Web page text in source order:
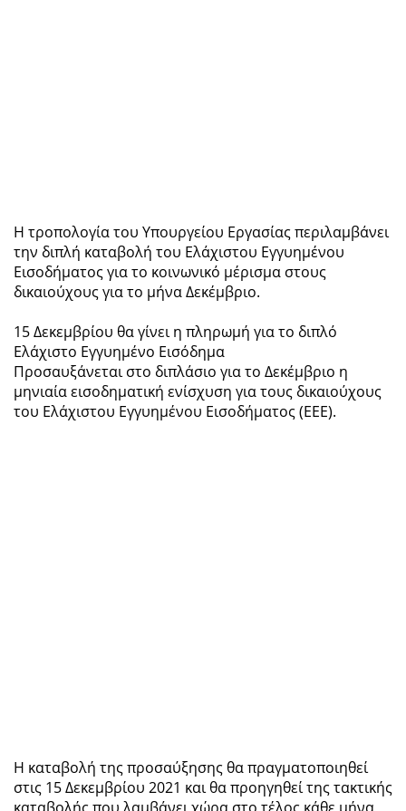
Η τροπολογία του Υπουργείου Εργασίας περιλαμβάνει
την διπλή καταβολή του Ελάχιστου Εγγυημένου
Εισοδήματος για το κοινωνικό μέρισμα στους
δικαιούχους για το μήνα Δεκέμβριο.
15 Δεκεμβρίου θα γίνει η πληρωμή για το διπλό
Ελάχιστο Εγγυημένο Εισόδημα
Προσαυξάνεται στο διπλάσιο για το Δεκέμβριο η
μηνιαία εισοδηματική ενίσχυση για τους δικαιούχους
του Ελάχιστου Εγγυημένου Εισοδήματος (ΕΕΕ).
Η καταβολή της προσαύξησης θα πραγματοποιηθεί
στις 15 Δεκεμβρίου 2021 και θα προηγηθεί της τακτικής